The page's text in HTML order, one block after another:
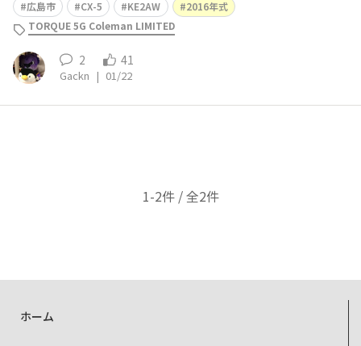
広島市 CX-5 KE2AW
2016年式
TORQUE 5G Coleman LIMITED
2 41
Gackn | 01/22
1-2件 / 全2件
ホーム